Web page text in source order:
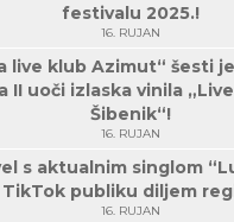
festivalu 2025.!
16. RUJAN
live klub Azimut“ šesti
II uoči izlaska vinila
Šibenik“!
16. RUJAN
s aktualnim singlom
TikTok publiku diljem
16. RUJAN